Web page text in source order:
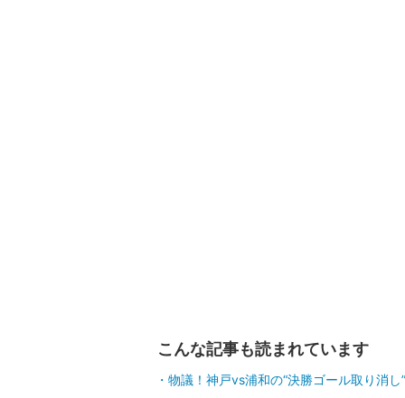
こんな記事も読まれています
物議！神戸vs浦和の“決勝ゴール取り消